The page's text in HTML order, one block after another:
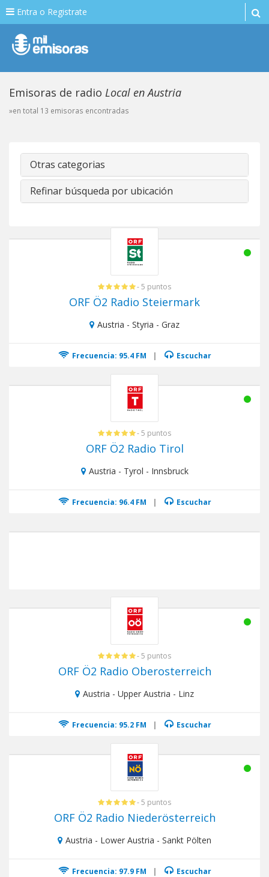
Entra o Registrate
Emisoras de radio Local en Austria
»en total 13 emisoras encontradas
Otras categorias
Refinar búsqueda por ubicación
- 5 puntos
ORF Ö2 Radio Steiermark
Austria - Styria - Graz
Frecuencia: 95.4 FM | Escuchar
- 5 puntos
ORF Ö2 Radio Tirol
Austria - Tyrol - Innsbruck
Frecuencia: 96.4 FM | Escuchar
- 5 puntos
ORF Ö2 Radio Oberosterreich
Austria - Upper Austria - Linz
Frecuencia: 95.2 FM | Escuchar
- 5 puntos
ORF Ö2 Radio Niederösterreich
Austria - Lower Austria - Sankt Pölten
Frecuencia: 97.9 FM | Escuchar